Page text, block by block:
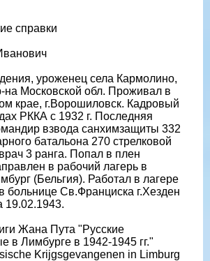
справки
уроженец села Кармолино,
на Московской обл. Проживал в
крае, г.Ворошиловск. Кадровый
РККА с 1932 г. Последняя
взвода санхимзащиты 332
батальона 270 стрелковой
3 ранга. Попал в плен
в рабочий лагерь в
(Бельгия). Работал в лагере
больнице Св.Франциска г.Хезден
19.02.1943.
Жана Пута "Русские
в Лимбурге в 1942-1945 гг."
Krijgsgevangenen in Limburg